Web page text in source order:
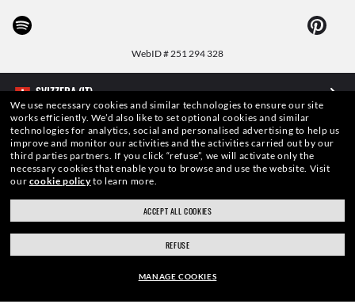
WebID #251 294 328
AVVERTENZE E INFORMAZIONI DI SICUREZZA SUI PRODOTTI
INFORMATIVA SULLA PROTEZIONE DEI DATI PERSONALI
We use necessary cookies and similar technologies to ensure our site
works efficiently. We’d also like to set optional cookies and similar
technologies for analytics, social and personalised advertising to help us
improve and monitor our activities and the activities carried out by our
third parties partners. If you click “refuse”, we will activate only the
necessary cookies that enable you to browse and use the website. Visit
our cookie policyto learn more.
ACCEPT ALL COOKIES
REFUSE
MANAGE COOKIES